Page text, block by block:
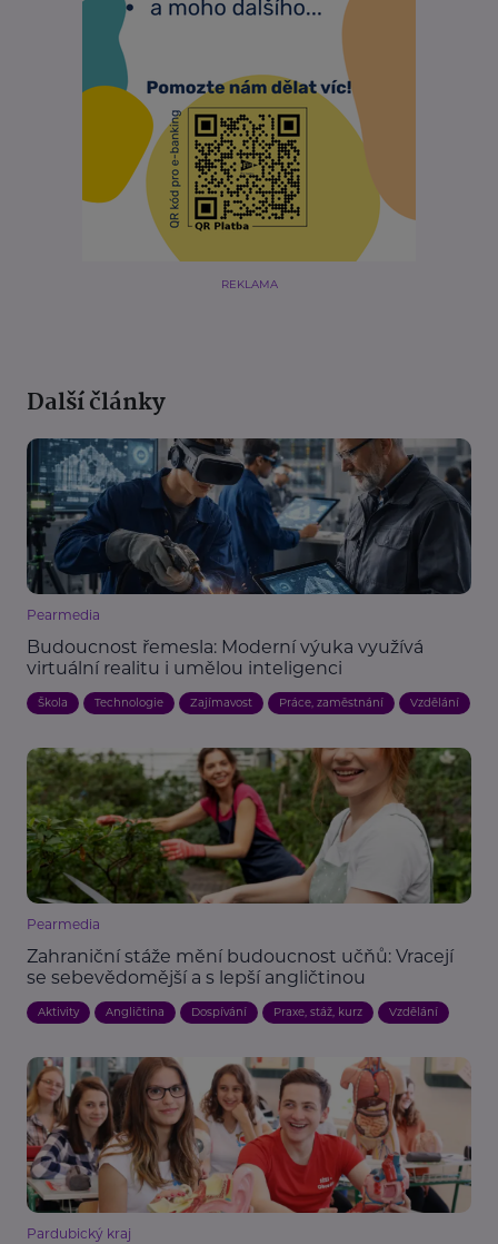
REKLAMA
Další články
Pearmedia
Budoucnost řemesla: Moderní výuka využívá
virtuální realitu i umělou inteligenci
Škola Technologie Zajímavost Práce, zaměstnání Vzdělání
Pearmedia
Zahraniční stáže mění budoucnost učňů: Vracejí
se sebevědomější a s lepší angličtinou
Aktivity Angličtina Dospívání Praxe, stáž, kurz Vzdělání
Pardubický kraj